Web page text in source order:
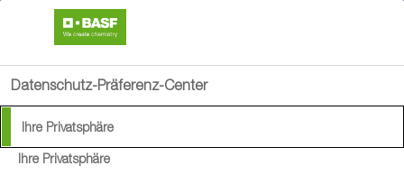
Datenschutz-Präferenz-Center
Ihre Privatsphäre
Ihre Privatsphäre